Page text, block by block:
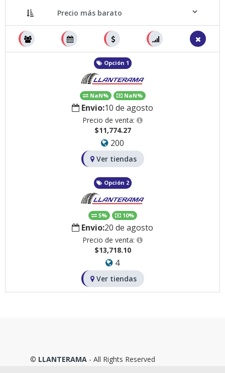
Opción 1
NaN% NaN%
Envio:10 de agosto
Precio de venta:
$11,774.27
200
Ver tiendas
Opción 2
5% 10%
Envio:20 de agosto
Precio de venta:
$13,718.10
4
Ver tiendas
© LLANTERAMA - All Rights Reserved